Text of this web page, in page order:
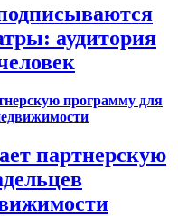
аудитория
партнерскую